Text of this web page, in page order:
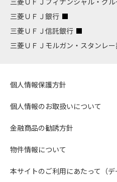
三菱ＵＦＪ銀行
三菱ＵＦＪ信託銀行
三菱ＵＦＪモルガン・スタンレ
個人情報保護方針
個人情報のお取扱いについて
金融商品の勧誘方針
物件情報について
本サイトのご利用にあたって（デ